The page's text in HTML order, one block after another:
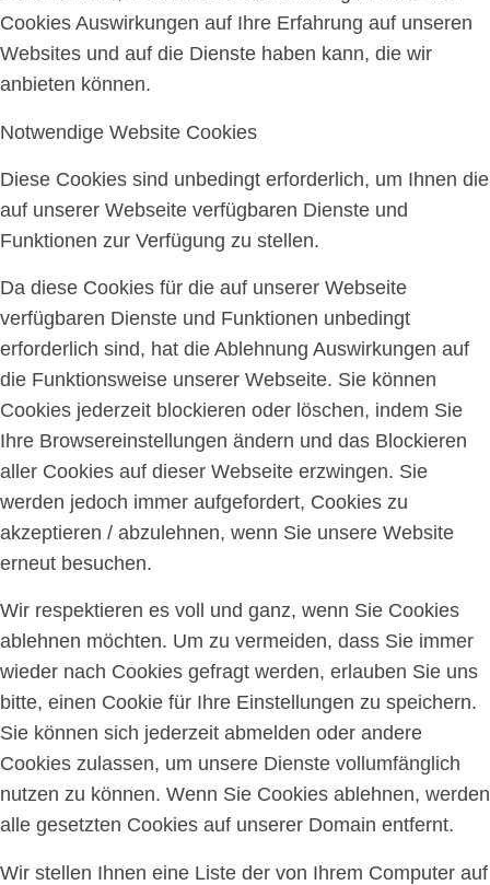
Cookies Auswirkungen auf Ihre Erfahrung auf unseren
Websites und auf die Dienste haben kann, die wir
anbieten können.
Notwendige Website Cookies
Diese Cookies sind unbedingt erforderlich, um Ihnen die
auf unserer Webseite verfügbaren Dienste und
Funktionen zur Verfügung zu stellen.
Da diese Cookies für die auf unserer Webseite
verfügbaren Dienste und Funktionen unbedingt
erforderlich sind, hat die Ablehnung Auswirkungen auf
die Funktionsweise unserer Webseite. Sie können
Cookies jederzeit blockieren oder löschen, indem Sie
Ihre Browsereinstellungen ändern und das Blockieren
aller Cookies auf dieser Webseite erzwingen. Sie
werden jedoch immer aufgefordert, Cookies zu
akzeptieren / abzulehnen, wenn Sie unsere Website
erneut besuchen.
Wir respektieren es voll und ganz, wenn Sie Cookies
ablehnen möchten. Um zu vermeiden, dass Sie immer
wieder nach Cookies gefragt werden, erlauben Sie uns
bitte, einen Cookie für Ihre Einstellungen zu speichern.
Sie können sich jederzeit abmelden oder andere
Cookies zulassen, um unsere Dienste vollumfänglich
nutzen zu können. Wenn Sie Cookies ablehnen, werden
alle gesetzten Cookies auf unserer Domain entfernt.
Wir stellen Ihnen eine Liste der von Ihrem Computer auf